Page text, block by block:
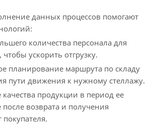
данных процессов помогают
количества персонала для
ускорить отгрузку.
планирование маршрута по складу
пути движения к нужному стеллажу.
продукции в период ее
возврата и получения